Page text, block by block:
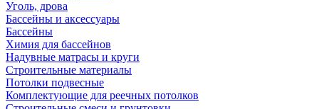
Уголь, дрова
Бассейны и аксессуары
Бассейны
Химия для бассейнов
Надувные матрасы и круги
Строительные материалы
Потолки подвесные
Комплектующие для реечных потолков